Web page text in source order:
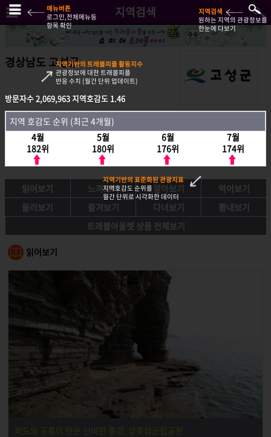
지역검색
경상남도 고성군
방문자수2,069,963지역호감도 1.46
지역호감도 순위 (최근 4개월)
4월
182위
5월
180위
6월
176위
7월
174위
읽어보기 느껴보기 알아보기
먹어보기
둘러보기
즐겨보기 다녀보기
뽐내보기
트래블아울렛 상품 전체보기
읽어보기
파도와 공룡이 만든 신비한 풍경, 상족암군립공원
방문자수2,069,963지역호감도 1.46
지역 호감도 순위 (최근 4개월)
4월
182위
5월
180위
6월
176위
7월
174위
메뉴버튼
로그인,전체메뉴등
항목 확인
지역검색
원하는 지역의 관광정보를
한눈에 다보기
지역기반의 트래블피플 활동지수
관광정보에 대한 트래블피플
반응 수치 (월간 단위 업데이트)
지역기반의 표준화된 관광지표
지역호감도 순위를
월간 단위로 시각화한 데이터